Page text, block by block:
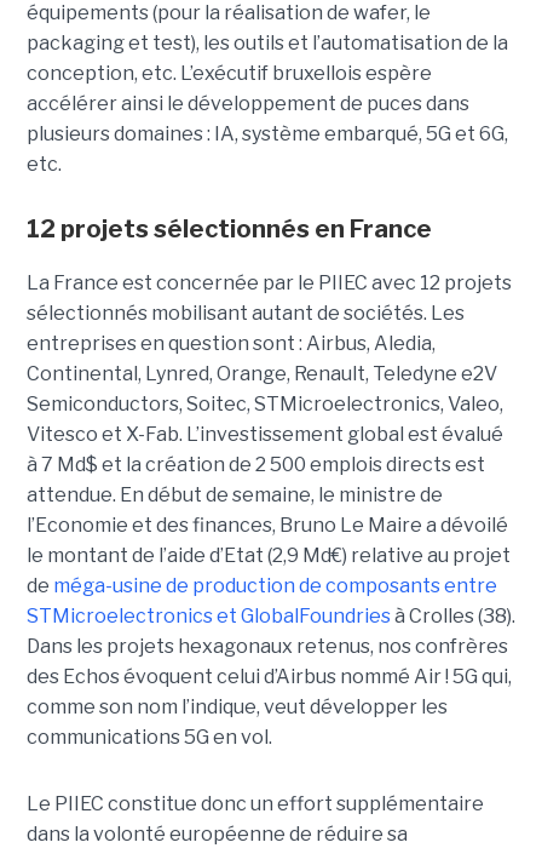
équipements (pour la réalisation de wafer, le
packaging et test), les outils et l’automatisation de la
conception, etc. L’exécutif bruxellois espère
accélérer ainsi le développement de puces dans
plusieurs domaines : IA, système embarqué, 5G et 6G,
etc.
12 projets sélectionnés en France
La France est concernée par le PIIEC avec 12 projets
sélectionnés mobilisant autant de sociétés. Les
entreprises en question sont : Airbus, Aledia,
Continental, Lynred, Orange, Renault, Teledyne e2V
Semiconductors, Soitec, STMicroelectronics, Valeo,
Vitesco et X-Fab. L’investissement global est évalué
à 7 Md$ et la création de 2 500 emplois directs est
attendue. En début de semaine, le ministre de
l’Economie et des finances, Bruno Le Maire a dévoilé
le montant de l’aide d’Etat (2,9 Md€) relative au projet
de méga-usine de production de composants entre
STMicroelectronics et GlobalFoundriesà Crolles (38).
Dans les projets hexagonaux retenus, nos confrères
des Echos évoquent celui d’Airbus nommé Air ! 5G qui,
comme son nom l’indique, veut développer les
communications 5G en vol.
Le PIIEC constitue donc un effort supplémentaire
dans la volonté européenne de réduire sa